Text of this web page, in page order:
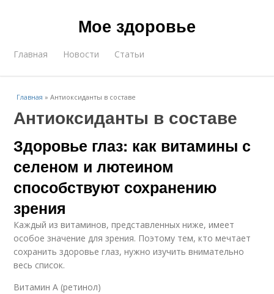
Мое здоровье
Главная Новости Статьи
Главная »Антиоксиданты в составе
Антиоксиданты в составе
Здоровье глаз: как витамины с
селеном и лютеином
способствуют сохранению
зрения
Каждый из витаминов, представленных ниже, имеет
особое значение для зрения. Поэтому тем, кто мечтает
сохранить здоровье глаз, нужно изучить внимательно
весь список.
Витамин А (ретинол)